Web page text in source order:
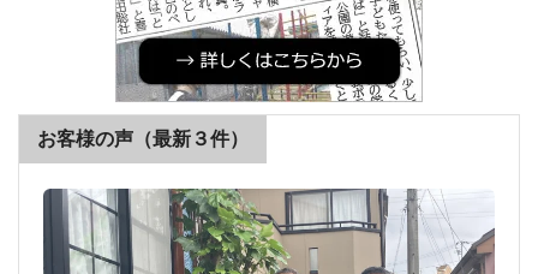
お客様の声（最新３件）